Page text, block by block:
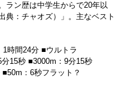
ラン歴は中学生からで20年以
典：チャオズ）」。主なベスト
時間24分 ■ウルトラ
分15秒 ■3000m：9分15秒
：6秒フラット？